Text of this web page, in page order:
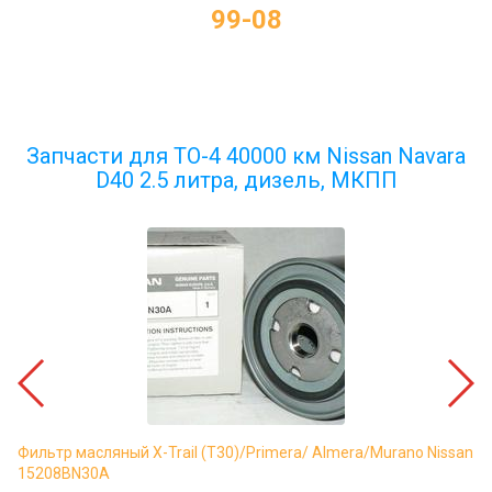
99-08
Запчасти для ТО-4 40000 км Nissan Navara
D40 2.5 литра, дизель, МКПП
Фильтр масляный X-Trail (T30)/Primera/ Almera/Murano Nissan
15208BN30A